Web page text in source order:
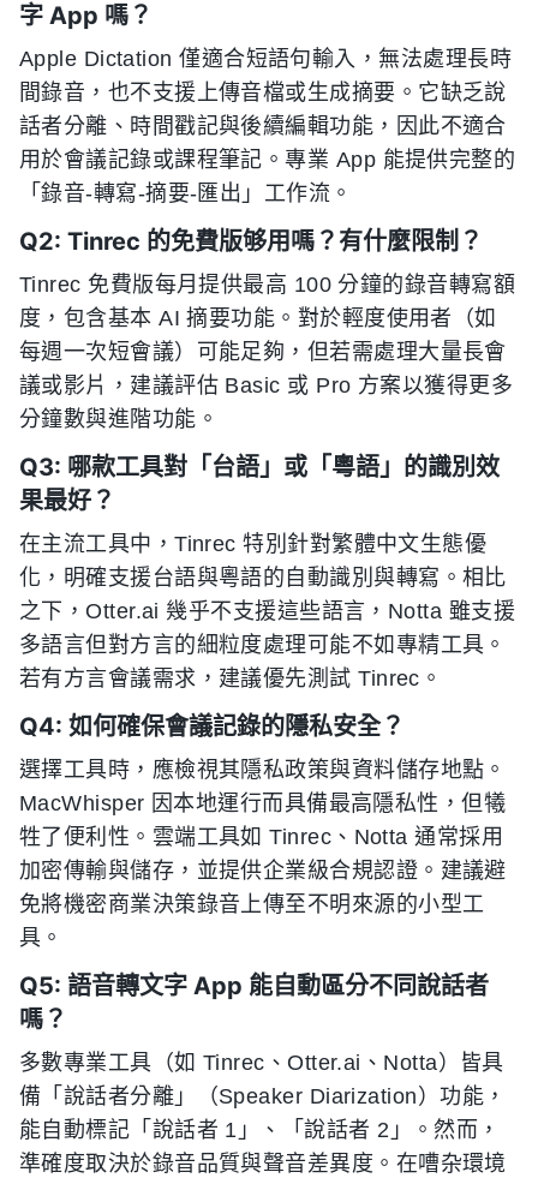
字 App 嗎？
Apple Dictation 僅適合短語句輸入，無法處理長時
間錄音，也不支援上傳音檔或生成摘要。它缺乏說
話者分離、時間戳記與後續編輯功能，因此不適合
用於會議記錄或課程筆記。專業 App 能提供完整的
「錄音-轉寫-摘要-匯出」工作流。
Q2: Tinrec 的免費版够用嗎？有什麼限制？
Tinrec 免費版每月提供最高 100 分鐘的錄音轉寫額
度，包含基本 AI 摘要功能。對於輕度使用者（如
每週一次短會議）可能足夠，但若需處理大量長會
議或影片，建議評估 Basic 或 Pro 方案以獲得更多
分鐘數與進階功能。
Q3: 哪款工具對「台語」或「粵語」的識別效
果最好？
在主流工具中，Tinrec 特別針對繁體中文生態優
化，明確支援台語與粵語的自動識別與轉寫。相比
之下，Otter.ai 幾乎不支援這些語言，Notta 雖支援
多語言但對方言的細粒度處理可能不如專精工具。
若有方言會議需求，建議優先測試 Tinrec。
Q4: 如何確保會議記錄的隱私安全？
選擇工具時，應檢視其隱私政策與資料儲存地點。
MacWhisper 因本地運行而具備最高隱私性，但犧
牲了便利性。雲端工具如 Tinrec、Notta 通常採用
加密傳輸與儲存，並提供企業級合規認證。建議避
免將機密商業決策錄音上傳至不明來源的小型工
具。
Q5: 語音轉文字 App 能自動區分不同說話者
嗎？
多數專業工具（如 Tinrec、Otter.ai、Notta）皆具
備「說話者分離」（Speaker Diarization）功能，
能自動標記「說話者 1」、「說話者 2」。然而，
準確度取決於錄音品質與聲音差異度。在嘈杂環境